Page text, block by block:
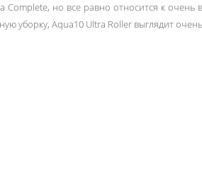
но все равно относится к очень
уборку, Aqua10 Ultra Roller выглядит